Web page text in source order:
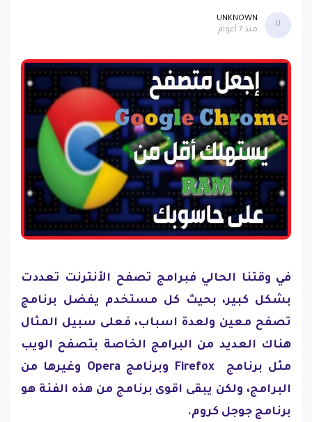
U
UNKNOWN
منذ 7 أعوام
في وقتنا الحالي فبرامج تصفح الأنترنت تعددت
بشكل كبير، بحيث كل مستخدم يفضل برنامج
تصفح معين ولعدة اسباب، فعلى سبيل المثال
هناك العديد من البرامج الخاصة بتصفح الويب
مثل برنامج Firefox وبرنامج Opera وغيرها من
البرامج، ولكن يبقى اقوى برنامج من هذه الفئة هو
برنامج جوجل كروم.